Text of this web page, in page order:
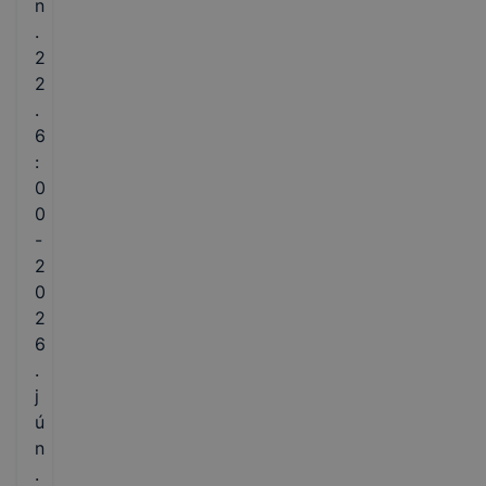
n
.
2
2
.
6
:
0
0
-
2
0
2
6
.
j
ú
n
.